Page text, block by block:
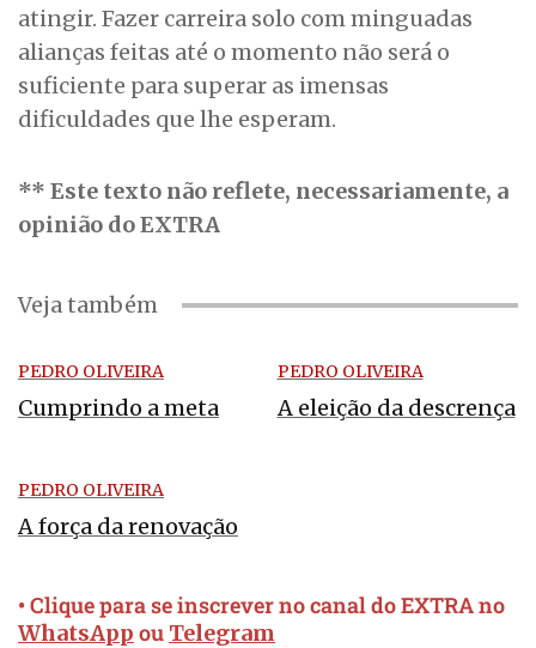
atingir. Fazer carreira solo com minguadas
alianças feitas até o momento não será o
suficiente para superar as imensas
dificuldades que lhe esperam.
** Este texto não reflete, necessariamente, a
opinião do EXTRA
Veja também
PEDRO OLIVEIRA
Cumprindo a meta
PEDRO OLIVEIRA
A eleição da descrença
PEDRO OLIVEIRA
A força da renovação
• Clique para se inscrever no canal do EXTRA no
WhatsApp ou Telegram